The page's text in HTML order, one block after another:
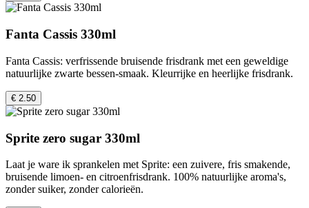
Fanta Cassis 330ml
Fanta Cassis: verfrissende bruisende frisdrank met een geweldige
natuurlijke zwarte bessen-smaak. Kleurrijke en heerlijke frisdrank.
€ 2.50
Sprite zero sugar 330ml
Laat je ware ik sprankelen met Sprite: een zuivere, fris smakende,
bruisende limoen- en citroenfrisdrank. 100% natuurlijke aroma's,
zonder suiker, zonder calorieën.